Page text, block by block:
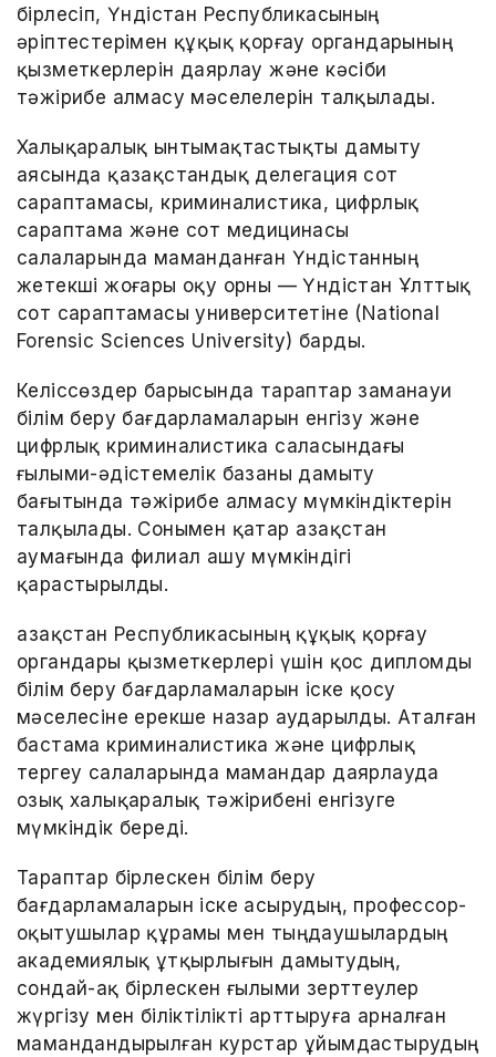
бірлесіп, Үндістан Республикасының
әріптестерімен құқық қорғау органдарының
қызметкерлерін даярлау және кәсіби
тәжірибе алмасу мәселелерін талқылады.
Халықаралық ынтымақтастықты дамыту
аясында қазақстандық делегация сот
сараптамасы, криминалистика, цифрлық
сараптама және сот медицинасы
салаларында маманданған Үндістанның
жетекші жоғары оқу орны — Үндістан Ұлттық
сот сараптамасы университетіне (National
Forensic Sciences University) барды.
Келіссөздер барысында тараптар заманауи
білім беру бағдарламаларын енгізу және
цифрлық криминалистика саласындағы
ғылыми-әдістемелік базаны дамыту
бағытында тәжірибе алмасу мүмкіндіктерін
талқылады. Сонымен қатар Қазақстан
аумағында филиал ашу мүмкіндігі
қарастырылды.
Қазақстан Республикасының құқық қорғау
органдары қызметкерлері үшін қос дипломды
білім беру бағдарламаларын іске қосу
мәселесіне ерекше назар аударылды. Аталған
бастама криминалистика және цифрлық
тергеу салаларында мамандар даярлауда
озық халықаралық тәжірибені енгізуге
мүмкіндік береді.
Тараптар бірлескен білім беру
бағдарламаларын іске асырудың, профессор-
оқытушылар құрамы мен тыңдаушылардың
академиялық ұтқырлығын дамытудың,
сондай-ақ бірлескен ғылыми зерттеулер
жүргізу мен біліктілікті арттыруға арналған
мамандандырылған курстар ұйымдастырудың